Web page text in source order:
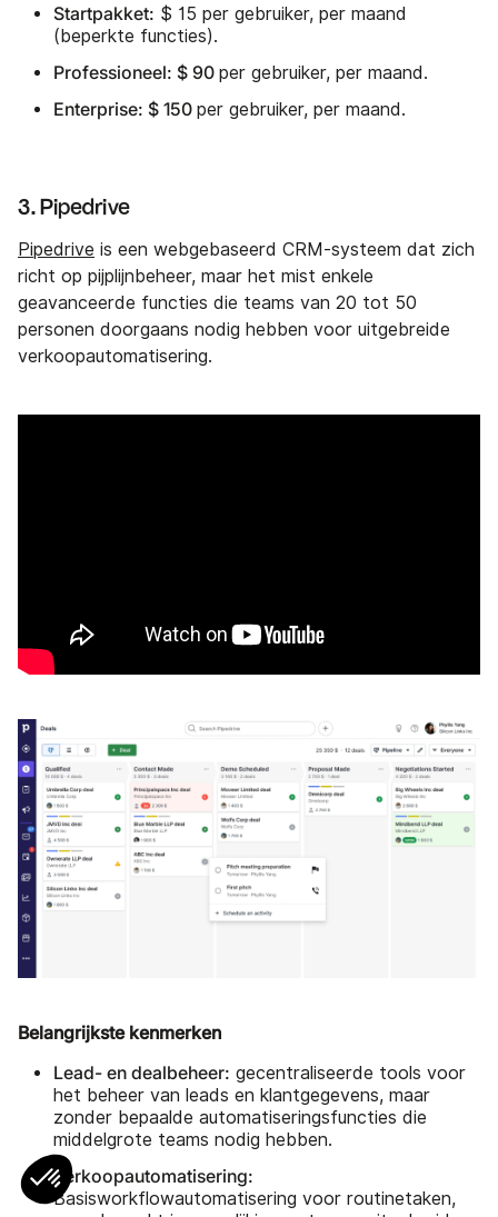
Startpakket: $ 15 per gebruiker, per maand
(beperkte functies).
Professioneel: $ 90 per gebruiker, per maand.
Enterprise: $ 150 per gebruiker, per maand.
3. Pipedrive
Pipedrive is een webgebaseerd CRM-systeem dat zich
richt op pijplijnbeheer, maar het mist enkele
geavanceerde functies die teams van 20 tot 50
personen doorgaans nodig hebben voor uitgebreide
verkoopautomatisering.
Belangrijkste kenmerken
Lead- en dealbeheer: gecentraliseerde tools voor
het beheer van leads en klantgegevens, maar
zonder bepaalde automatiseringsfuncties die
middelgrote teams nodig hebben.
Verkoopautomatisering:
Basisworkflowautomatisering voor routinetaken,